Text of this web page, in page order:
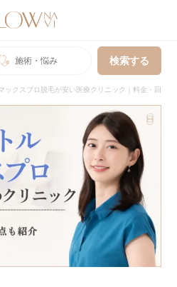
施術・悩み 検索する
ックスプロ脱毛が安い医療クリニック｜料金・回数比